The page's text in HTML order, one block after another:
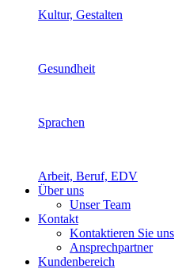
Kultur, Gestalten
Gesundheit
Sprachen
Arbeit, Beruf, EDV
Über uns
Unser Team
Kontakt
Kontaktieren Sie uns
Ansprechpartner
Kundenbereich